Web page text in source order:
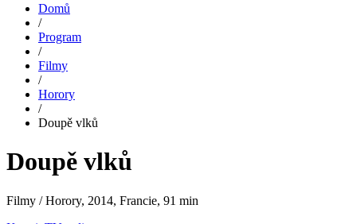
Domů
/
Program
/
Filmy
/
Horory
/
Doupě vlků
Doupě vlků
Filmy / Horory, 2014, Francie, 91 min